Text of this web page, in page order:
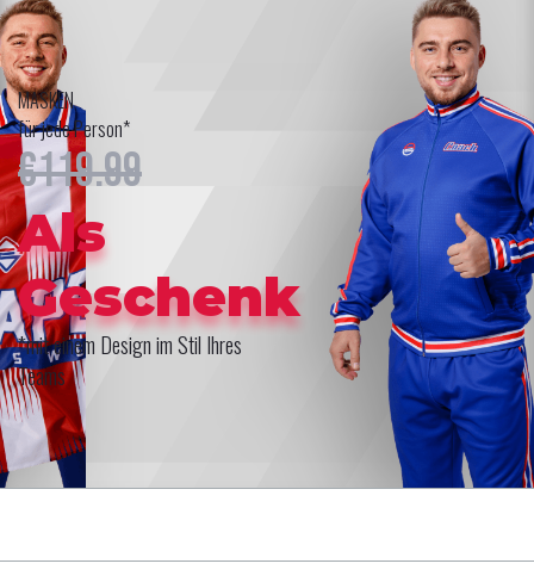
MASKEN
für jede Person*
€119.99
Als
Geschenk
*mit einem Design im Stil Ihres
Teams